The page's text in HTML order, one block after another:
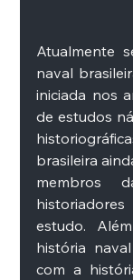
Atualmente
naval
iniciada nos
de estudos
brasileira
membros
estudo.
história
com a